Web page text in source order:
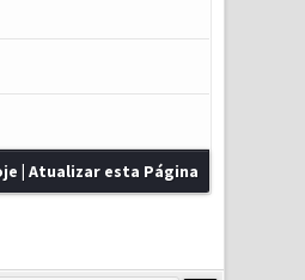
| Atualizar esta Página